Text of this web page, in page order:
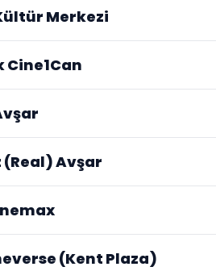
Merkezi
Cine1Can
(Real) Avşar
(Kent Plaza)